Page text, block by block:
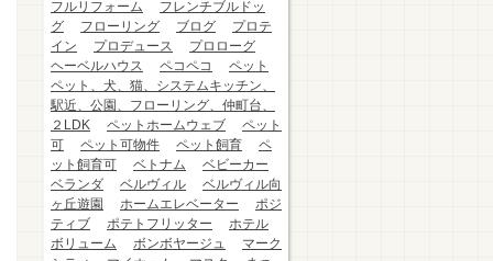
フルリフォーム
フレンチブルドッ
グ
フローリング ブログ
プロテ
イン
プロデュース
プロローグ
ヘーベルハウス
ペコペコ
ペット
ペット、犬、猫、システムキッチン、
駅近、公園、フローリング、仲町台、
２LDK
ペットホームウェブ
ペット
可
ペット可物件 ペット飼育
ペ
ット飼育可
ベトナム
ベビーカー
ベランダ
ベルヴィル
ベルヴィル向
ヶ丘遊園
ホームエレベーター
ポジ
ティブ
ポテトフリッター
ホテル
ボリューム
ボンボヤージュ
マーク